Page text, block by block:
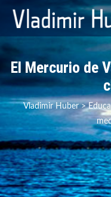
El Mercurio de
Vladimir Huber>